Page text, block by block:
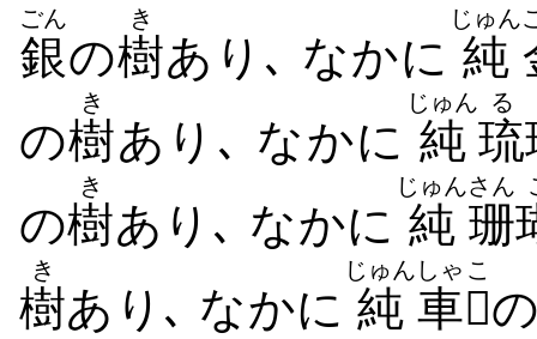
銀
ごん
の樹
き
あり､ なかに 純
じゅん
の樹
き
あり､ なかに 純
じゅん
琉
る
の樹
き
あり､ なかに 純
じゅん
珊
さん
樹
き
あり､ なかに 純
じゅん
車
しゃ

こ